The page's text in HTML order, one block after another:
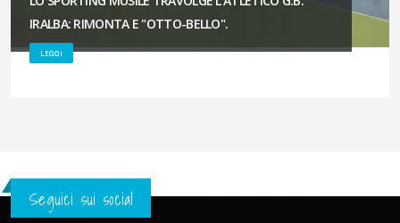
IRALBA: RIMONTA E "OTTO-BELLO".
LEGGI
Seguici sui social